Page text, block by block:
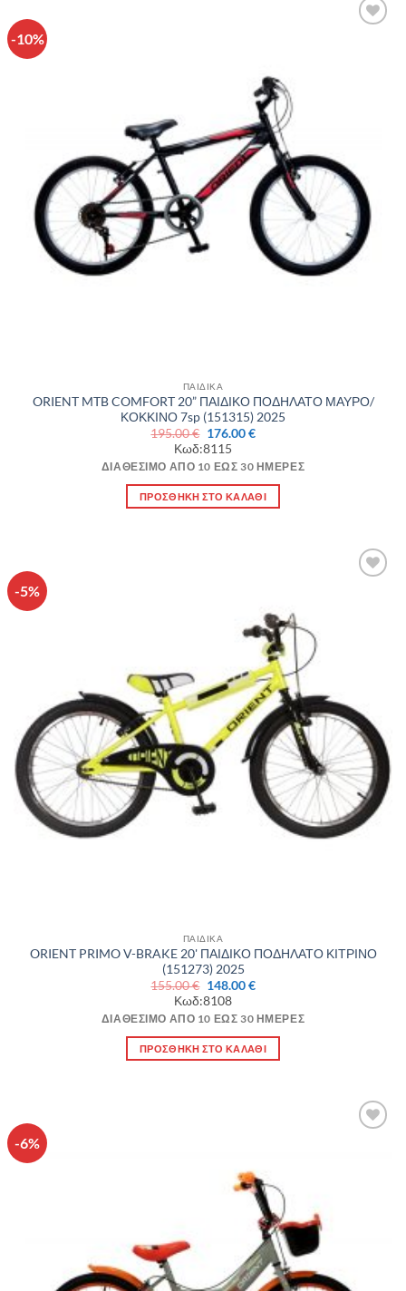
-10%
ΠΑΙΔΙΚΑ
ORIENT MTB COMFORT 20” ΠΑΙΔΙΚΟ ΠΟΔΗΛΑΤΟ ΜΑΥΡΟ/
ΚΟΚΚΙΝΟ 7sp (151315) 2025
195.00€ Original
price
was:
195.00 €.
176.00€Η
είναι:
Κωδ:8115
ΔΙΑΘΈΣΙΜΟ ΑΠΌ 10 ΈΩΣ 30 ΗΜΈΡΕΣ
ΠΡΟΣΘΉΚΗ ΣΤΟ ΚΑΛΆΘΙ
-5%
ΠΑΙΔΙΚΑ
ORIENT PRIMO V-BRAKE 20' ΠΑΙΔΙΚΟ ΠΟΔΗΛΑΤΟ ΚΙΤΡΙΝΟ
(151273) 2025
155.00€ Original
price
was:
155.00 €.
148.00€Η
είναι:
Κωδ:8108
ΔΙΑΘΈΣΙΜΟ ΑΠΌ 10 ΈΩΣ 30 ΗΜΈΡΕΣ
ΠΡΟΣΘΉΚΗ ΣΤΟ ΚΑΛΆΘΙ
-6%